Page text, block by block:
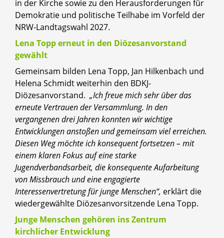
in der Kirche sowie zu den Herausforderungen für
Demokratie und politische Teilhabe im Vorfeld der
NRW-Landtagswahl 2027.
Lena Topp erneut in den Diözesanvorstand
gewählt
Gemeinsam bilden Lena Topp, Jan Hilkenbach und
Helena Schmidt weiterhin den BDKJ-
Diözesanvorstand. „Ich freue mich sehr über das
erneute Vertrauen der Versammlung. In den
vergangenen drei Jahren konnten wir wichtige
Entwicklungen anstoßen und gemeinsam viel erreichen.
Diesen Weg möchte ich konsequent fortsetzen – mit
einem klaren Fokus auf eine starke
Jugendverbandsarbeit, die konsequente Aufarbeitung
von Missbrauch und eine engagierte
Interessenvertretung für junge Menschen“, erklärt die
wiedergewählte Diözesanvorsitzende Lena Topp.
Junge Menschen gehören ins Zentrum
kirchlicher Entwicklung